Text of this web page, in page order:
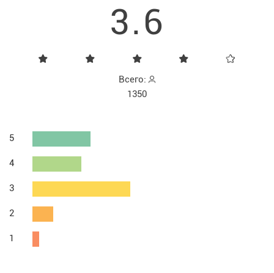
3.6
Всего:
1350
5
4
3
2
1